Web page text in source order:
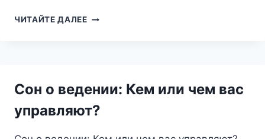
ЧИТАЙТЕ ДАЛЕЕКАСТИНГ
И
КАК
РАСШИФРОВАТЬ
Сон о ведении: Кем или чем вас
управляют?